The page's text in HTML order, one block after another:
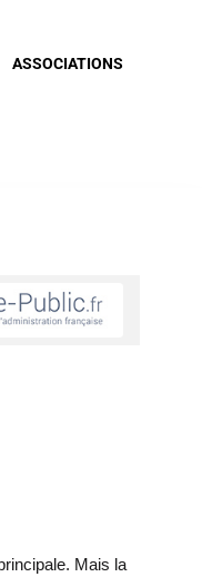
ASSOCIATIONS
Mais la